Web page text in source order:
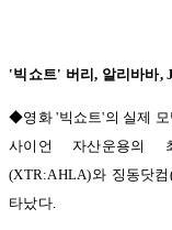
'빅쇼트' 버리, 알리바바,
◆영화 '빅쇼트'의 실제
사이언 자산운용의
(XTR:AHLA)와 징동닷컴
타났다.